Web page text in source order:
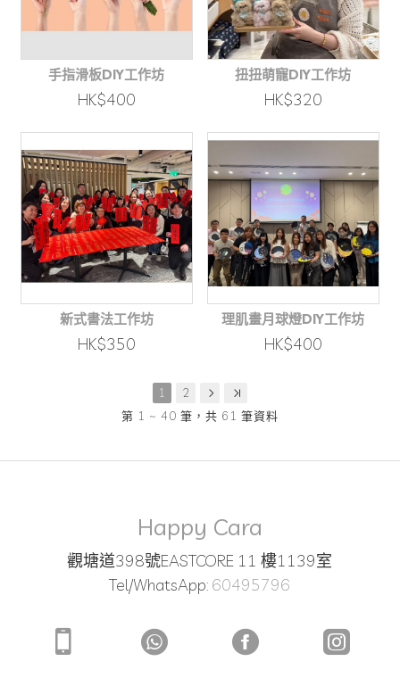
手指滑板DIY工作坊
HK$400
扭扭萌寵DIY工作坊
HK$320
新式書法工作坊
HK$350
理肌畫月球燈DIY工作坊
HK$400
1
2
第 1 ~ 40 筆，共 61 筆資料
Happy Cara
觀塘道398號EASTCORE 11 樓1139室
Tel/WhatsApp: 60495796